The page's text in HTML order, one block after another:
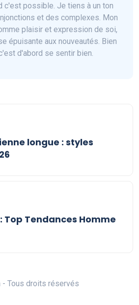
c'est possible. Je tiens à un ton
et des complexes. Mon
plaisir et expression de soi,
épuisante aux nouveautés. Bien
d'abord se sentir bien.
longue : styles
Top Tendances Homme
Tous droits réservés